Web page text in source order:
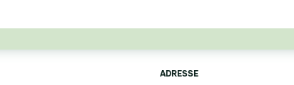
ADRESSE